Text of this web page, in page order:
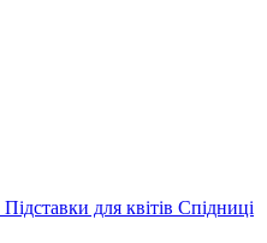
Підставки для квітів Спідниці